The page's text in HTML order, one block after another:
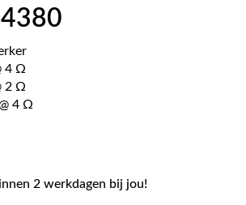
4380
4 Ω
2 Ω
4 Ω
2 werkdagen bij jou!